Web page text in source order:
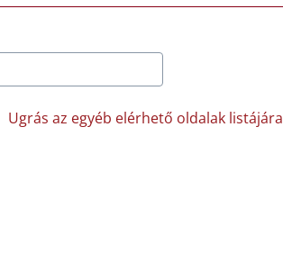
Ugrás az egyéb elérhető oldalak listájára